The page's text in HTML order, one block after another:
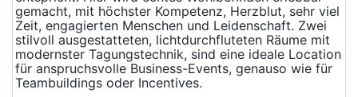
gemacht, mit höchster Kompetenz, Herzblut, sehr viel
Zeit, engagierten Menschen und Leidenschaft. Zwei
stilvoll ausgestatteten, lichtdurchfluteten Räume mit
modernster Tagungstechnik, sind eine ideale Location
für anspruchsvolle Business-Events, genauso wie für
Teambuildings oder Incentives.